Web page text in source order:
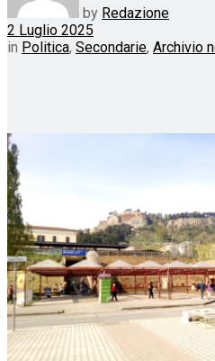
by Redazione
2 Luglio 2025
in Politica, Secondarie, Archivio